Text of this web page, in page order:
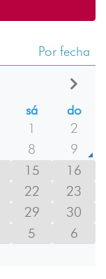
Por fecha
sá
do
1
2
8
9
15
16
22
23
29
30
5 6